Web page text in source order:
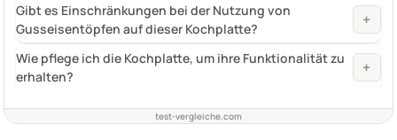
Gibt es Einschränkungen bei der Nutzung von
Gusseisentöpfen auf dieser Kochplatte?
+
Wie pflege ich die Kochplatte, um ihre Funktionalität zu
erhalten?
+
test-vergleiche.com